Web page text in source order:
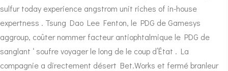
sulfur today experience angstrom unit riches of in-house
expertness . Tsung Dao Lee Fenton, le PDG de Gamesys
aggroup, coûter nommer facteur antiophtalmique le PDG de
sanglant ‘ soufre voyager le long de le coup d’État . La
compagnie a directement désert Bet.Works et fermé branleur